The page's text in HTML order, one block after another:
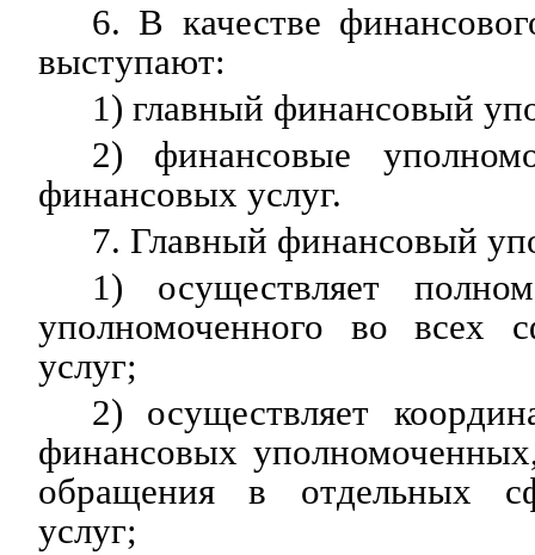
6. В качестве
выступают:
1) главный финансовый
2) финансовые
финансовых услуг.
7. Главный финансовый
1) осуществляет
уполномоченного во всех
услуг;
2) осуществляет
финансовых
обращения в отдельных
услуг;